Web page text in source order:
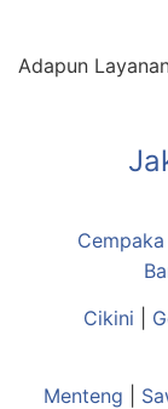
Adapun
Cikini
Menteng